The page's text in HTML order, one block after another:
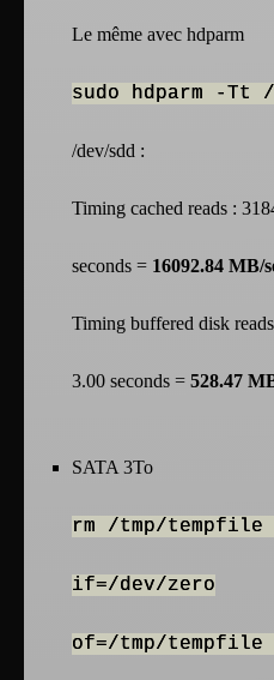
Le même avec hdparm
sudo hdparm -Tt
/dev/sdd :
Timing cached reads :
seconds = 16092.84 MB/
Timing buffered disk
3.00 seconds = 528.47
SATA 3To
rm /tmp/tempfile
if=/dev/zero
of=/tmp/tempfile